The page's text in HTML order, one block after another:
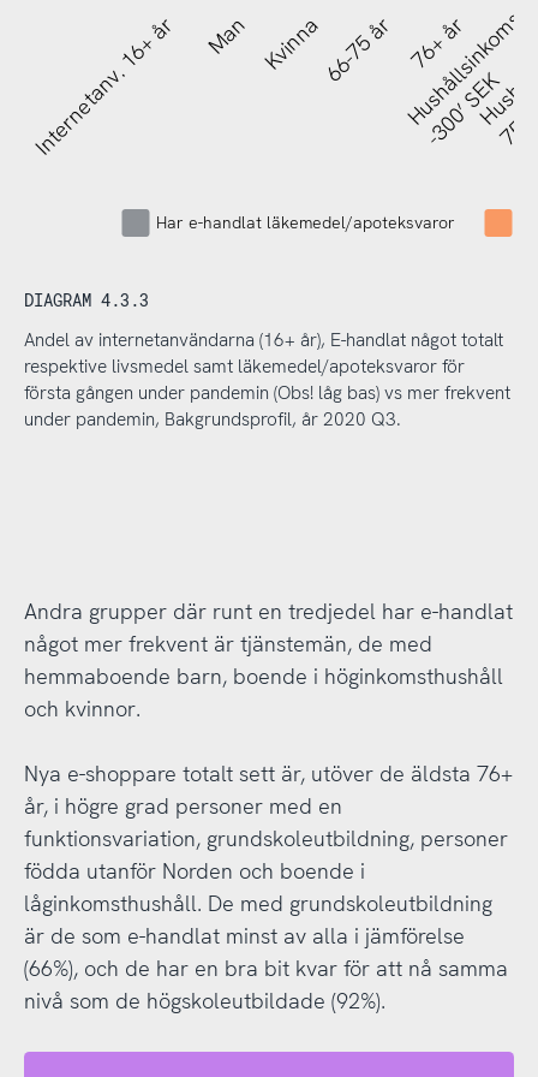
Internetanv. 16+ år Man Kvinna66-75 år 76+ år
Hushållsinkomst
-300’ SEK
Har e-handlat läkemedel/apoteksvaror
DIAGRAM 4.3.3
Andel av internetanvändarna (16+ år), E-handlat något totalt
respektive livsmedel samt läkemedel/apoteksvaror för
första gången under pandemin (Obs! låg bas) vs mer frekvent
under pandemin, Bakgrundsprofil, år 2020 Q3.
Andra grupper där runt en tredjedel har e-handlat
något mer frekvent är tjänstemän, de med
hemmaboende barn, boende i höginkomsthushåll
och kvinnor.
Nya e-shoppare totalt sett är, utöver de äldsta 76+
år, i högre grad personer med en
funktionsvariation, grundskoleutbildning, personer
födda utanför Norden och boende i
låginkomsthushåll. De med grundskoleutbildning
är de som e-handlat minst av alla i jämförelse
(66%), och de har en bra bit kvar för att nå samma
nivå som de högskoleutbildade (92%).